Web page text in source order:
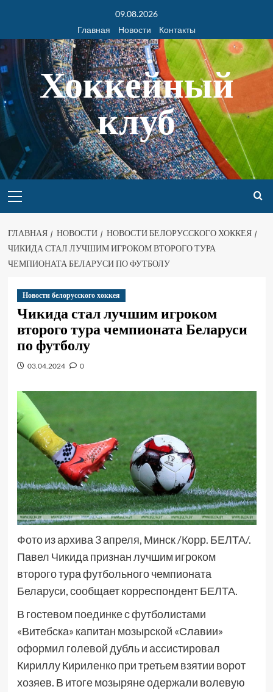
09.08.2026
Главная
Новости Контакты
Хоккейный
клуб
ГЛАВНАЯ НОВОСТИ
НОВОСТИ БЕЛОРУССКОГО ХОККЕЯ
ЧИКИДА СТАЛ ЛУЧШИМ ИГРОКОМ ВТОРОГО ТУРА
ЧЕМПИОНАТА БЕЛАРУСИ ПО ФУТБОЛУ
Новости белорусского хоккея
Чикида стал лучшим игроком
второго тура чемпионата Беларуси
по футболу
03.04.2024 0
Фото из архива 3 апреля, Минск /Корр. БЕЛТА/.
Павел Чикида признан лучшим игроком
второго тура футбольного чемпионата
Беларуси, сообщает корреспондент БЕЛТА.
В гостевом поединке с футболистами
«Витебска» капитан мозырской «Славии»
оформил голевой дубль и ассистировал
Кириллу Кириленко при третьем взятии ворот
хозяев. В итоге мозыряне одержали волевую